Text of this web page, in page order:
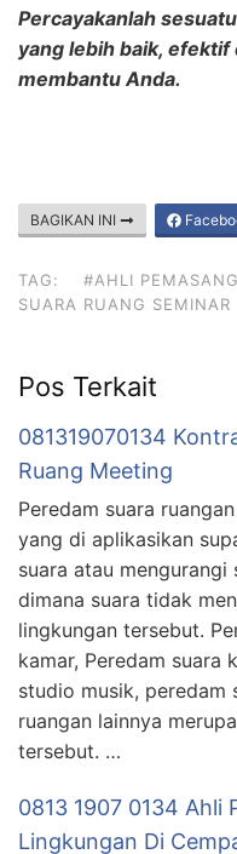
Percayakanlah
yang lebih baik, efektif
membantu Anda.
BAGIKAN INI
TAG:
#AHLI
SUARA RUANG SEMINAR
Pos Terkait
081319070134
Ruang Meeting
Peredam suara
yang di aplikasikan
suara atau
dimana suara tidak
lingkungan tersebut.
kamar, Peredam suara
studio musik, peredam
ruangan lainnya
tersebut. …
0813 1907 0134 Ahli
Lingkungan Di